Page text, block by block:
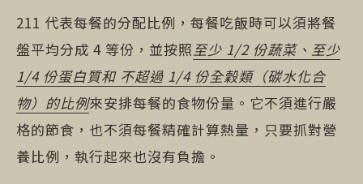
211 代表每餐的分配比例，每餐吃飯時可以須將餐
盤平均分成 4 等份，並按照 至少 1/2 份蔬菜、至少
1/4 份蛋白質和 不超過 1/4 份全穀類（碳水化合
物）的比例來安排每餐的食物份量。它不須進行嚴
格的節食，也不須每餐精確計算熱量，只要抓對營
養比例，執行起來也沒有負擔。